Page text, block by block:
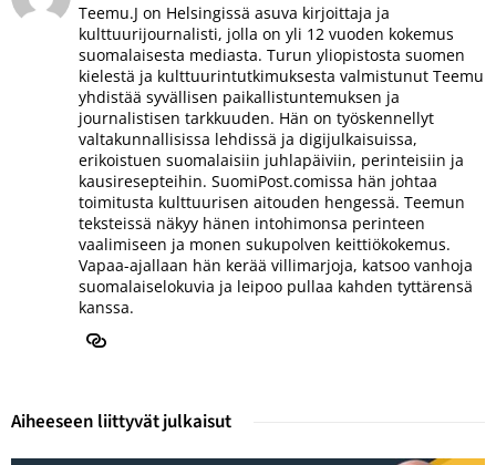
Teemu.J on Helsingissä asuva kirjoittaja ja
kulttuurijournalisti, jolla on yli 12 vuoden kokemus
suomalaisesta mediasta. Turun yliopistosta suomen
kielestä ja kulttuurintutkimuksesta valmistunut Teemu
yhdistää syvällisen paikallistuntemuksen ja
journalistisen tarkkuuden. Hän on työskennellyt
valtakunnallisissa lehdissä ja digijulkaisuissa,
erikoistuen suomalaisiin juhlapäiviin, perinteisiin ja
kausiresepteihin. SuomiPost.comissa hän johtaa
toimitusta kulttuurisen aitouden hengessä. Teemun
teksteissä näkyy hänen intohimonsa perinteen
vaalimiseen ja monen sukupolven keittiökokemus.
Vapaa-ajallaan hän kerää villimarjoja, katsoo vanhoja
suomalaiselokuvia ja leipoo pullaa kahden tyttärensä
kanssa.
Aiheeseen liittyvät julkaisut